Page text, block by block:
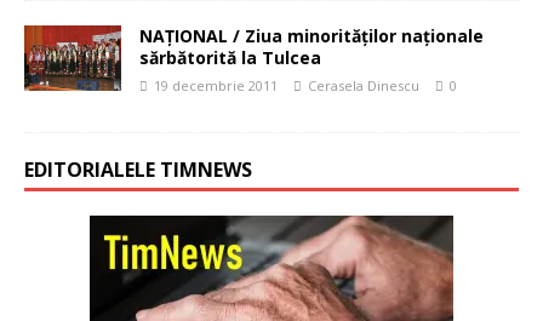
NAŢIONAL / Ziua minorităţilor naţionale
sărbătorită la Tulcea
19 decembrie 2011 Cerasela Dinescu 0
EDITORIALELE TIMNEWS